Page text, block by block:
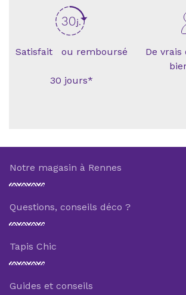
Satisfait ou remboursé
30 jours*
De
Notre magasin à Rennes
Questions, conseils déco ?
Tapis Chic
Guides et conseils